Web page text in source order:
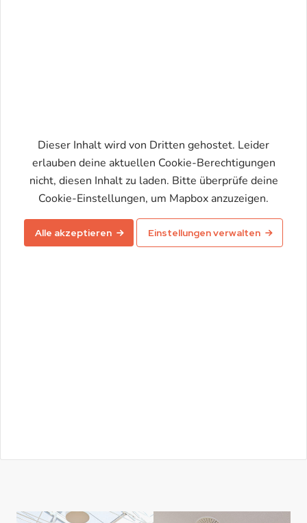
Dieser Inhalt wird von Dritten gehostet. Leider
erlauben deine aktuellen Cookie-Berechtigungen
nicht, diesen Inhalt zu laden. Bitte überprüfe deine
Cookie-Einstellungen, um Mapbox anzuzeigen.
Alle akzeptieren Einstellungen verwalten
Karte aktivieren